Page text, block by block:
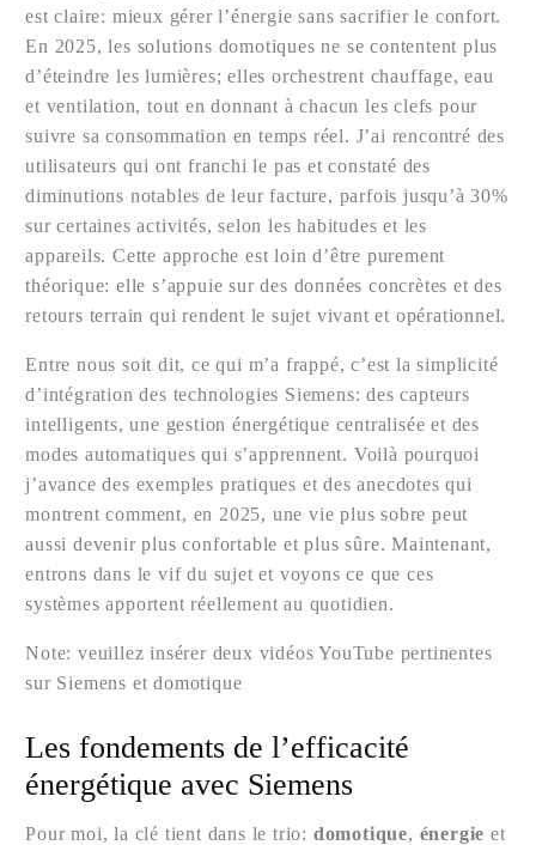
est claire: mieux gérer l’énergie sans sacrifier le confort.
En 2025, les solutions domotiques ne se contentent plus
d’éteindre les lumières; elles orchestrent chauffage, eau
et ventilation, tout en donnant à chacun les clefs pour
suivre sa consommation en temps réel. J’ai rencontré des
utilisateurs qui ont franchi le pas et constaté des
diminutions notables de leur facture, parfois jusqu’à 30%
sur certaines activités, selon les habitudes et les
appareils. Cette approche est loin d’être purement
théorique: elle s’appuie sur des données concrètes et des
retours terrain qui rendent le sujet vivant et opérationnel.
Entre nous soit dit, ce qui m’a frappé, c’est la simplicité
d’intégration des technologies Siemens: des capteurs
intelligents, une gestion énergétique centralisée et des
modes automatiques qui s’apprennent. Voilà pourquoi
j’avance des exemples pratiques et des anecdotes qui
montrent comment, en 2025, une vie plus sobre peut
aussi devenir plus confortable et plus sûre. Maintenant,
entrons dans le vif du sujet et voyons ce que ces
systèmes apportent réellement au quotidien.
Note: veuillez insérer deux vidéos YouTube pertinentes
sur Siemens et domotique
Les fondements de l’efficacité
énergétique avec Siemens
Pour moi, la clé tient dans le trio: domotique, énergie et